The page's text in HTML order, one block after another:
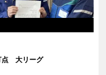
点 大リーグ